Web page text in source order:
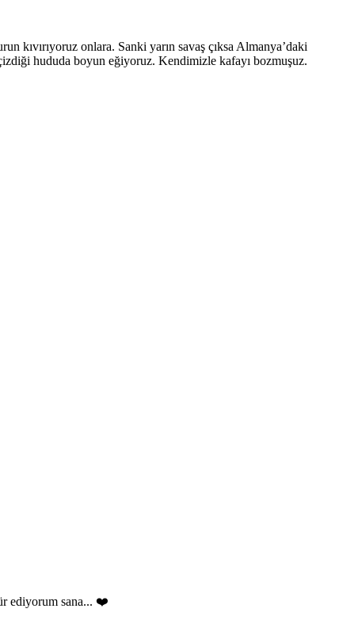
kıvırıyoruz onlara. Sanki yarın savaş çıksa Almanya’daki
hududa boyun eğiyoruz. Kendimizle kafayı bozmuşuz.
ediyorum sana... ❤️